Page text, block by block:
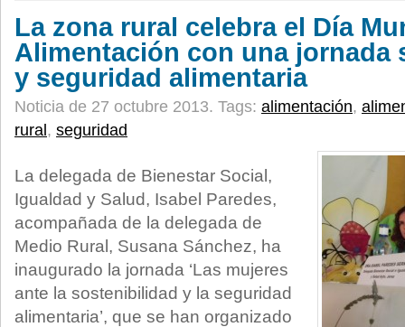
La zona rural celebra el Día
Alimentación con una jornada
y seguridad alimentaria
Noticia de 27 octubre 2013. Tags: alimentación,
rural , seguridad
La delegada de Bienestar Social,
Igualdad y Salud, Isabel Paredes,
acompañada de la delegada de
Medio Rural, Susana Sánchez, ha
inaugurado la jornada ‘Las mujeres
ante la sostenibilidad y la seguridad
alimentaria’, que se han organizado